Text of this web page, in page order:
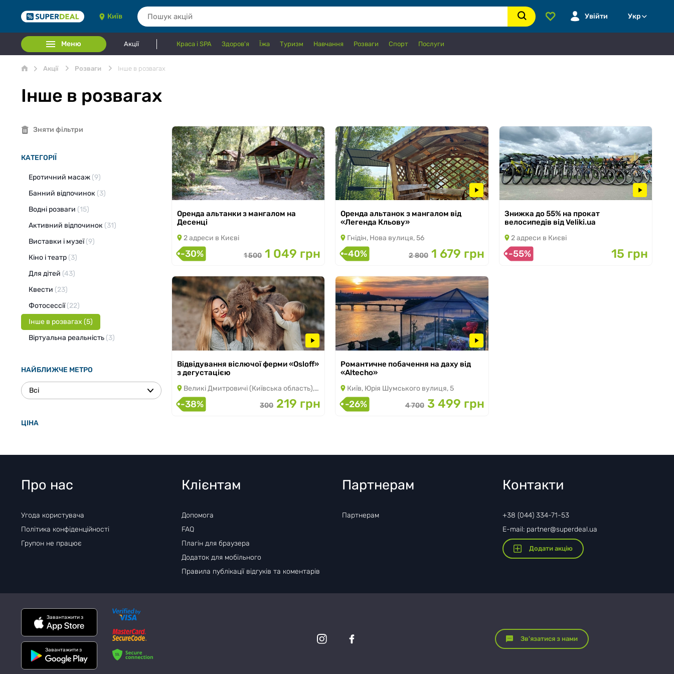
Київ Увійти Укр
Меню Акції Краса і SPA Здоров'я Їжа Туризм Навчання Розваги Спорт Послуги
Акції Розваги Інше в розвагах
Інше в розвагах
Зняти фільтри
КАТЕГОРІЇ
Еротичний масаж (9)
Банний відпочинок (3)
Водні розваги (15)
Активний відпочинок (31)
Виставки і музеї(9)
Кіно і театр (3)
Для дітей (43)
Квести (23)
Фотосессії(22)
Інше в розвагах (5)
Віртуальна реальність (3)
НАЙБЛИЖЧЕ МЕТРО
Всі
ЦІНА
з 28.07.2026 по 30.09.2026
Оренда альтанки з мангалом на
Десенці
2 адреси в Києві
-30% 1 500 1 049 грн
з 17.07.2026 по 30.09.2026
Оренда альтанок з мангалом від
«Легенда Кльову»
Гнідін, Нова вулиця, 56
-40% 2 800 1 679 грн
з 09.04.2026 по 30.09.2026
Знижка до 55% на прокат
велосипедів від Veliki.ua
2 адреси в Києві
-55% 15 грн
з 10.05.2025 по 30.09.2026
Відвідування віслючої ферми «Osloff»
з дегустацією
Великі Дмитровичі (Київська область), Великі Дмитровичі
-38% 300 219 грн
з 09.01.2024 по 31.10.2026
Романтичне побачення на даху від
«Altecho»
Київ, Юрія Шумського вулиця, 5
-26% 4 700 3 499 грн
Про нас
Угода користувача
Політика конфіденційності
Групон не працює
Клієнтам
Допомога
FAQ
Плагін для браузера
Додаток для мобільного
Правила публікації відгуків та коментарів
Партнерам
Партнерам
Контакти
+38 (044) 334-71-53
E-mail: partner@superdeal.ua
Додати акцію
Завантажити з
Завантажити з
Зв'язатися з нами